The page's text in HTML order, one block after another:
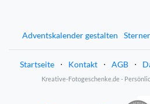
Adventskalender gestalten
Startseite ⋅ Kontakt ⋅ AGB ⋅
Kreative-Fotogeschenke.de -